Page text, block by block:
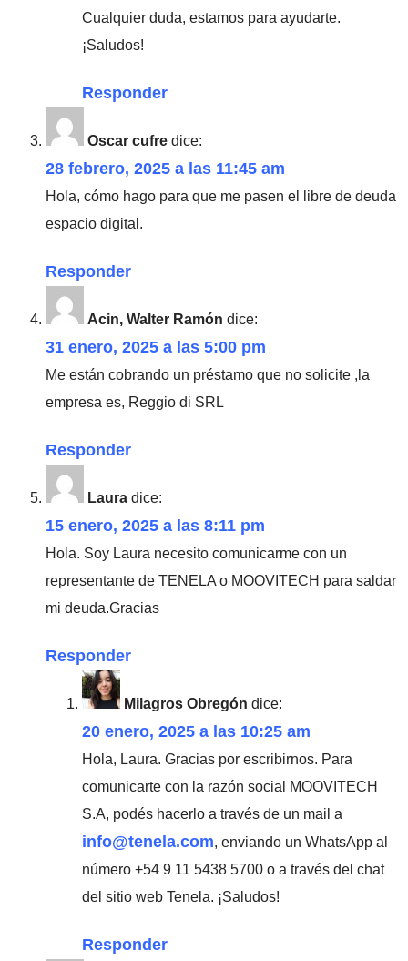
Cualquier duda, estamos para ayudarte.
¡Saludos!
Responder
Oscar cufre dice:
28 febrero, 2025 a las 11:45 am
Hola, cómo hago para que me pasen el libre de deuda
espacio digital.
Responder
Acin, Walter Ramón dice:
31 enero, 2025 a las 5:00 pm
Me están cobrando un préstamo que no solicite ,la
empresa es, Reggio di SRL
Responder
Laura dice:
15 enero, 2025 a las 8:11 pm
Hola. Soy Laura necesito comunicarme con un
representante de TENELA o MOOVITECH para saldar
mi deuda.Gracias
Responder
Milagros Obregón dice:
20 enero, 2025 a las 10:25 am
Hola, Laura. Gracias por escribirnos. Para
comunicarte con la razón social MOOVITECH
S.A, podés hacerlo a través de un mail a
info@tenela.com, enviando un WhatsApp al
número +54 9 11 5438 5700 o a través del chat
del sitio web Tenela. ¡Saludos!
Responder